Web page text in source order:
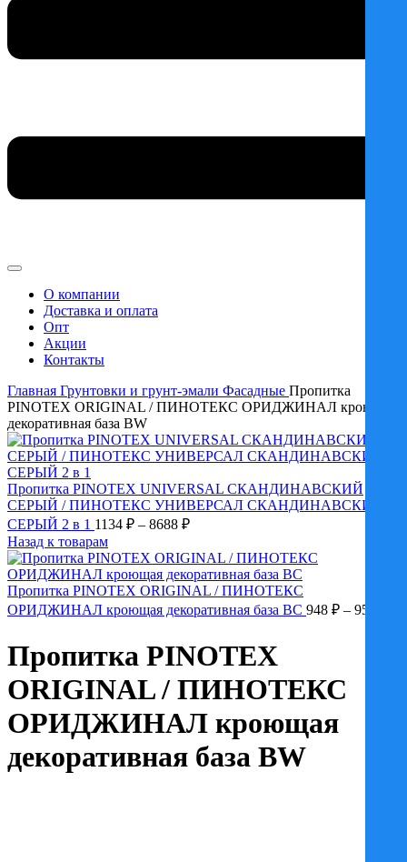
О компании
Доставка и оплата
Опт
Акции
Контакты
Главная Грунтовки и грунт-эмали Фасадные Пропитка
PINOTEX ORIGINAL / ПИНОТЕКС ОРИДЖИНАЛ кроющая
декоративная база BW
Пропитка PINOTEX UNIVERSAL СКАНДИНАВСКИЙ
СЕРЫЙ / ПИНОТЕКС УНИВЕРСАЛ СКАНДИНАВСКИЙ
СЕРЫЙ 2 в 1 1134 ₽ – 8688 ₽Диапазон
1134 ₽
–
8688 ₽
Назад к товарам
Пропитка PINOTEX ORIGINAL / ПИНОТЕКС
ОРИДЖИНАЛ кроющая декоративная база BC 948 ₽ – 9581
Пропитка PINOTEX
ORIGINAL / ПИНОТЕКС
ОРИДЖИНАЛ кроющая
декоративная база BW